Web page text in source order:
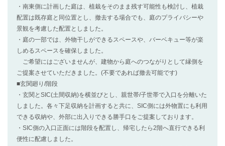
・南東側に計画した庭は、植栽をそのまま残す可能性も検討し、植栽
配置は既存庭と同位置とし、撤去する場合でも、庭のプライバシーや
景観を考慮した配置としました。
・庭の一部では、外物干しができるスペースや、バーベキュー等が楽
しめるスペースを確保しました。
ご希望にはございませんが、建物から庭へのつながりとして縁側を
ご提案させていただきました。(不要であれば撤去可能です)
■玄関廻り/階段
・玄関とSIC(土間収納)を横並びとし、親世帯/子世帯で入口を分離いた
しました。各々下足収納を計画すると共に、SIC側には外物置にも利用
できる収納や、外部に出入りできる勝手口をご提案しております。
・SIC側の入口正面には階段を配置し、帰宅したら2階へ直行できる利
便性に配慮しました。